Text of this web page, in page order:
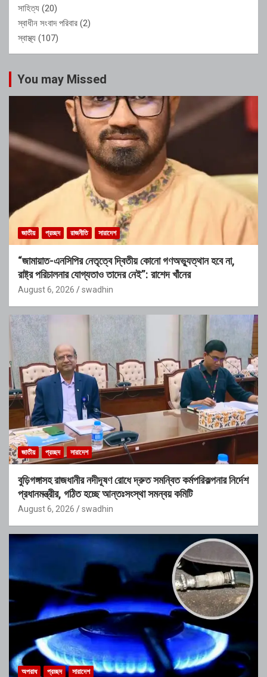
সাহিত্য (20)
স্বাধীন সংবাদ পরিবার (2)
স্বাস্থ্য (107)
You may Missed
জাতীয় প্রচ্ছদ রাজনীতি সারাদেশ
“জামায়াত-এনসিপির নেতৃত্বে দ্বিতীয় কোনো গণঅভ্যুত্থান হবে না,
রাষ্ট্র পরিচালনার যোগ্যতাও তাদের নেই”: রাশেদ খাঁনের
August 6, 2026 swadhin
জাতীয় প্রচ্ছদ সারাদেশ
বুড়িগঙ্গাসহ রাজধানীর নদীদূষণ রোধে দ্রুত সমন্বিত কর্মপরিকল্পনার নির্দেশ
প্রধানমন্ত্রীর, গঠিত হচ্ছে আন্তঃসংস্থা সমন্বয় কমিটি
August 6, 2026 swadhin
অপরাধ প্রচ্ছদ সারাদেশ